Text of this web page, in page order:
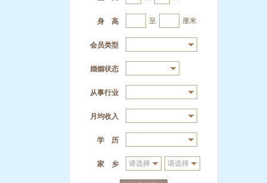
身 高 至 厘米
会员类型
婚姻状态
从事行业
月均收入
学 历
家 乡